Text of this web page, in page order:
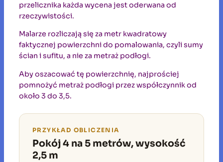
przelicznika każda wycena jest oderwana od
rzeczywistości.
Malarze rozliczają się za metr kwadratowy
faktycznej powierzchni do pomalowania, czyli sumy
ścian i sufitu, a nie za metraż podłogi.
Aby oszacować tę powierzchnię, najprościej
pomnożyć metraż podłogi przez współczynnik od
około 3 do 3,5.
PRZYKŁAD OBLICZENIA
Pokój 4 na 5 metrów, wysokość
2,5 m